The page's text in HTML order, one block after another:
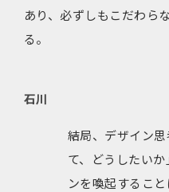
あり、必ずしもこだわら
る。
石川
結局、デザイン
て、どうしたい
ンを喚起するこ